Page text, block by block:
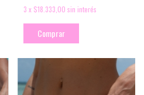
3 x $18.333,00 sin interés
Comprar